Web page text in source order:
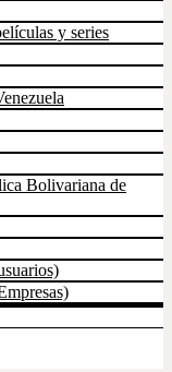
y series
Bolivariana de